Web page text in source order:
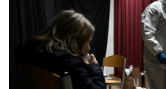
"Progression lente" du feu dans la
Canada: une octogénaire meurt dans
l'ouest
Chaleur record en Europe de l'Ouest
En Zambie, le bilan économique du